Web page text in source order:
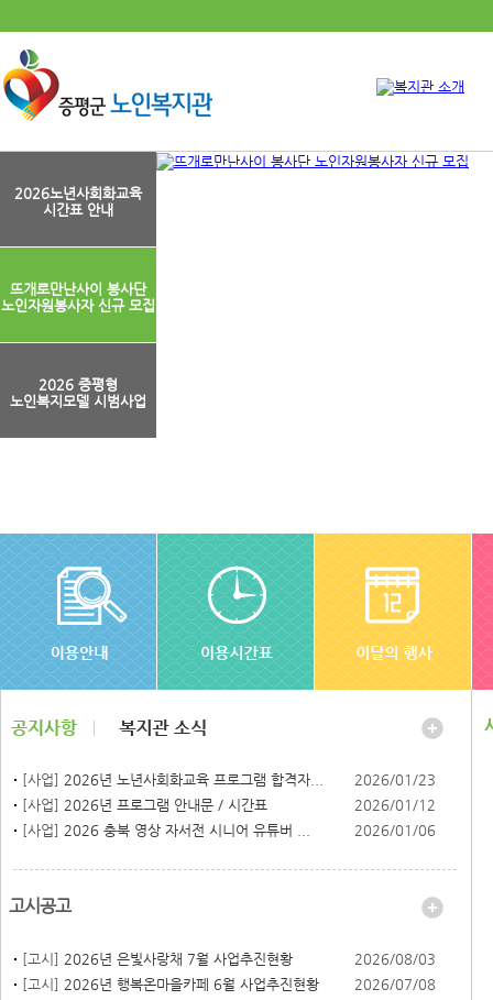
2026노년사회화교육
시간표 안내
뜨개로만난사이 봉사단
노인자원봉사자 신규 모집
2026 증평형
노인복지모델 시범사업
[사업] 2026년 노년사회화교육 프로그램 합격자...
2026/01/23
[사업] 2026년 프로그램 안내문 / 시간표
2026/01/12
[사업] 2026 충북 영상 자서전 시니어 유튜버 ... 2026/01/06
고시공고
[고시] 2026년 은빛사랑채 7월 사업추진현황
2026/08/03
[고시] 2026년 행복온마을카페 6월 사업추진현황
2026/07/08